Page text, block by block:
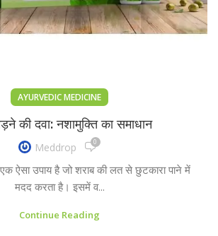
AYURVEDIC MEDICINE
की दवा: नशामुक्ति का समाधान
Meddrop 0
ऐसा उपाय है जो शराब की लत से छुटकारा पाने में
मदद करता है। इसमें व...
Continue Reading